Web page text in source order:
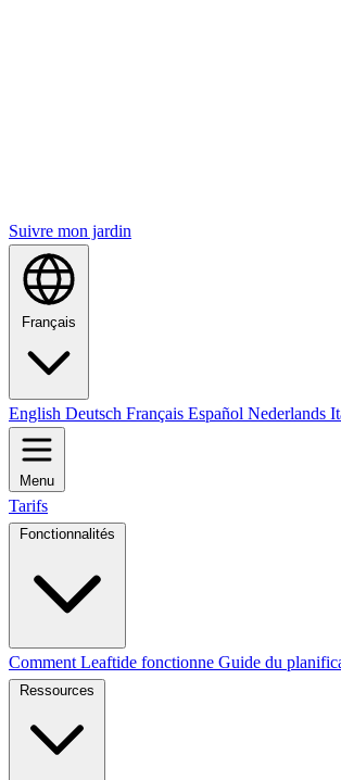
Suivre mon jardin
Français
English Deutsch Français Español Nederlands
Menu
Tarifs
Fonctionnalités
Comment Leaftide fonctionne Guide du
Ressources